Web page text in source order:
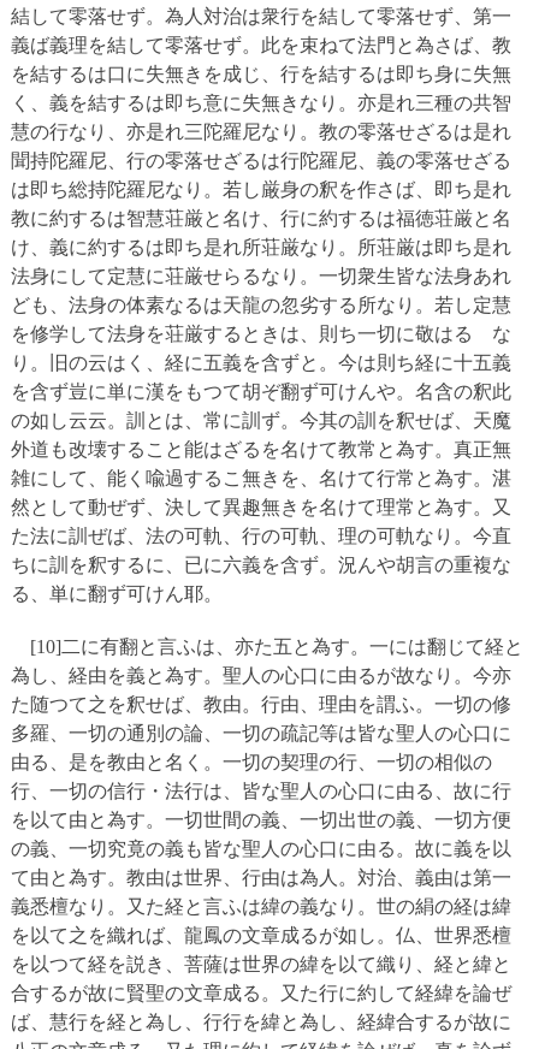
結して零落せず。為人対治は衆行を結して零落せず、第一
義ば義理を結して零落せず。此を束ねて法門と為さば、教
を結するは口に失無きを成じ、行を結するは即ち身に失無
く、義を結するは即ち意に失無きなり。亦是れ三種の共智
慧の行なり、亦是れ三陀羅尼なり。教の零落せざるは是れ
聞持陀羅尼、行の零落せざるは行陀羅尼、義の零落せざる
は即ち総持陀羅尼なり。若し厳身の釈を作さば、即ち是れ
教に約するは智慧荘厳と名け、行に約するは福徳荘厳と名
け、義に約するは即ち是れ所荘厳なり。所荘厳は即ち是れ
法身にして定慧に荘厳せらるなり。一切衆生皆な法身あれ
ども、法身の体素なるは天龍の忽劣する所なり。若し定慧
を修学して法身を荘厳するときは、則ち一切に敬はるゝな
り。旧の云はく、経に五義を含ずと。今は則ち経に十五義
を含ず豈に単に漢をもつて胡ぞ翻ず可けんや。名含の釈此
の如し云云。訓とは、常に訓ず。今其の訓を釈せば、天魔
外道も改壊すること能はざるを名けて教常と為す。真正無
雑にして、能く喩過するこ無きを、名けて行常と為す。湛
然として動ぜず、決して異趣無きを名けて理常と為す。又
た法に訓ぜば、法の可軌、行の可軌、理の可軌なり。今直
ちに訓を釈するに、已に六義を含ず。況んや胡言の重複な
る、単に翻ず可けん耶。
[10]二に有翻と言ふは、亦た五と為す。一には翻じて経と
為し、経由を義と為す。聖人の心口に由るが故なり。今亦
た随つて之を釈せば、教由。行由、理由を謂ふ。一切の修
多羅、一切の通別の論、一切の疏記等は皆な聖人の心口に
由る、是を教由と名く。一切の契理の行、一切の相似の
行、一切の信行・法行は、皆な聖人の心口に由る、故に行
を以て由と為す。一切世間の義、一切出世の義、一切方便
の義、一切究竟の義も皆な聖人の心口に由る。故に義を以
て由と為す。教由は世界、行由は為人。対治、義由は第一
義悉檀なり。又た経と言ふは緯の義なり。世の絹の経は緯
を以て之を織れば、龍鳳の文章成るが如し。仏、世界悉檀
を以つて経を説き、菩薩は世界の緯を以て織り、経と緯と
合するが故に賢聖の文章成る。又た行に約して経緯を論ぜ
ば、慧行を経と為し、行行を緯と為し、経緯合するが故に